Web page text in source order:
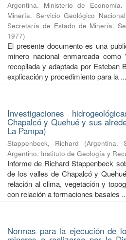
Argentina. Ministerio de
Minería. Servicio Geológico
Secretaría de Estado de Minería.
1977)
El presente documento es una
minero nacional enmarcada como
recopilada y adaptada por Esteban
explicación y procedimiento para la ...
Investigaciones
Chapalcó y Quehué y sus
La Pampa)
Stappenbeck, Richard (Argentina.
Argentino. Instituto de Geología y
Informe de Richard Stappenbeck
de los valles de Chapalcó y
relación al clima, vegetación y
con relación a formaciones basales
Normas para la ejecución de